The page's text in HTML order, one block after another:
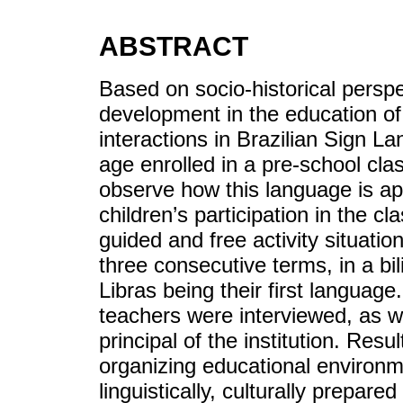
ABSTRACT
Based on socio-historical
development in the education
interactions in Brazilian Sign
age enrolled in a pre-school
observe how this language is
children’s participation in the
guided and free activity
three consecutive terms, in a
Libras being their first
teachers were interviewed, as
principal of the institution.
organizing educational
linguistically, culturally